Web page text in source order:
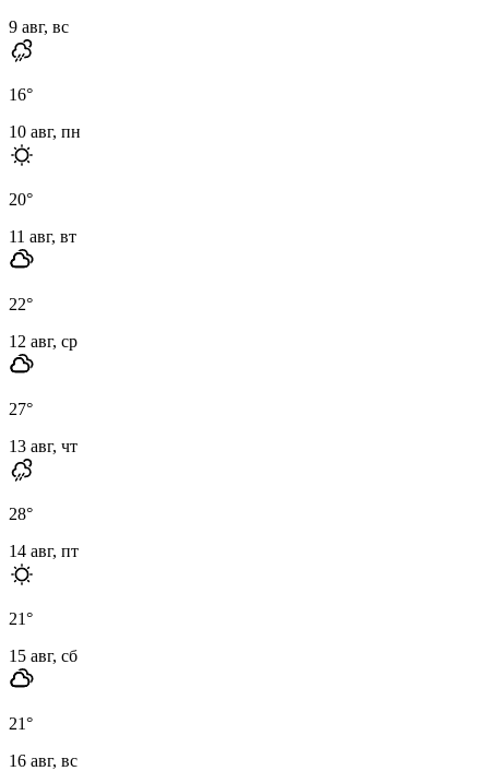
9 авг, вс
16°
10 авг, пн
20°
11 авг, вт
22°
12 авг, ср
27°
13 авг, чт
28°
14 авг, пт
21°
15 авг, сб
21°
16 авг, вс